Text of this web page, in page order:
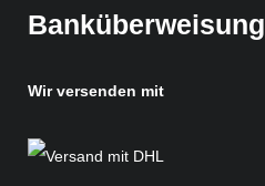
Banküberweisung
Wir versenden mit